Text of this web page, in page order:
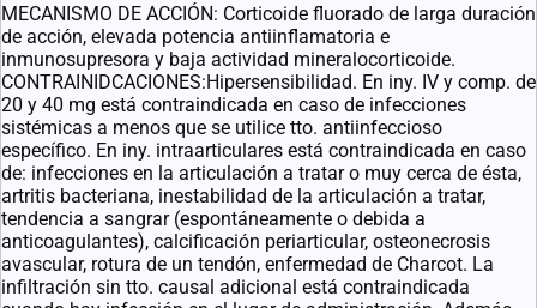
MECANISMO DE ACCIÓN: Corticoide fluorado de larga duración
de acción, elevada potencia antiinflamatoria e
inmunosupresora y baja actividad mineralocorticoide.
CONTRAINIDCACIONES:Hipersensibilidad. En iny. IV y comp. de
20 y 40 mg está contraindicada en caso de infecciones
sistémicas a menos que se utilice tto. antiinfeccioso
específico. En iny. intraarticulares está contraindicada en caso
de: infecciones en la articulación a tratar o muy cerca de ésta,
artritis bacteriana, inestabilidad de la articulación a tratar,
tendencia a sangrar (espontáneamente o debida a
anticoagulantes), calcificación periarticular, osteonecrosis
avascular, rotura de un tendón, enfermedad de Charcot. La
infiltración sin tto. causal adicional está contraindicada